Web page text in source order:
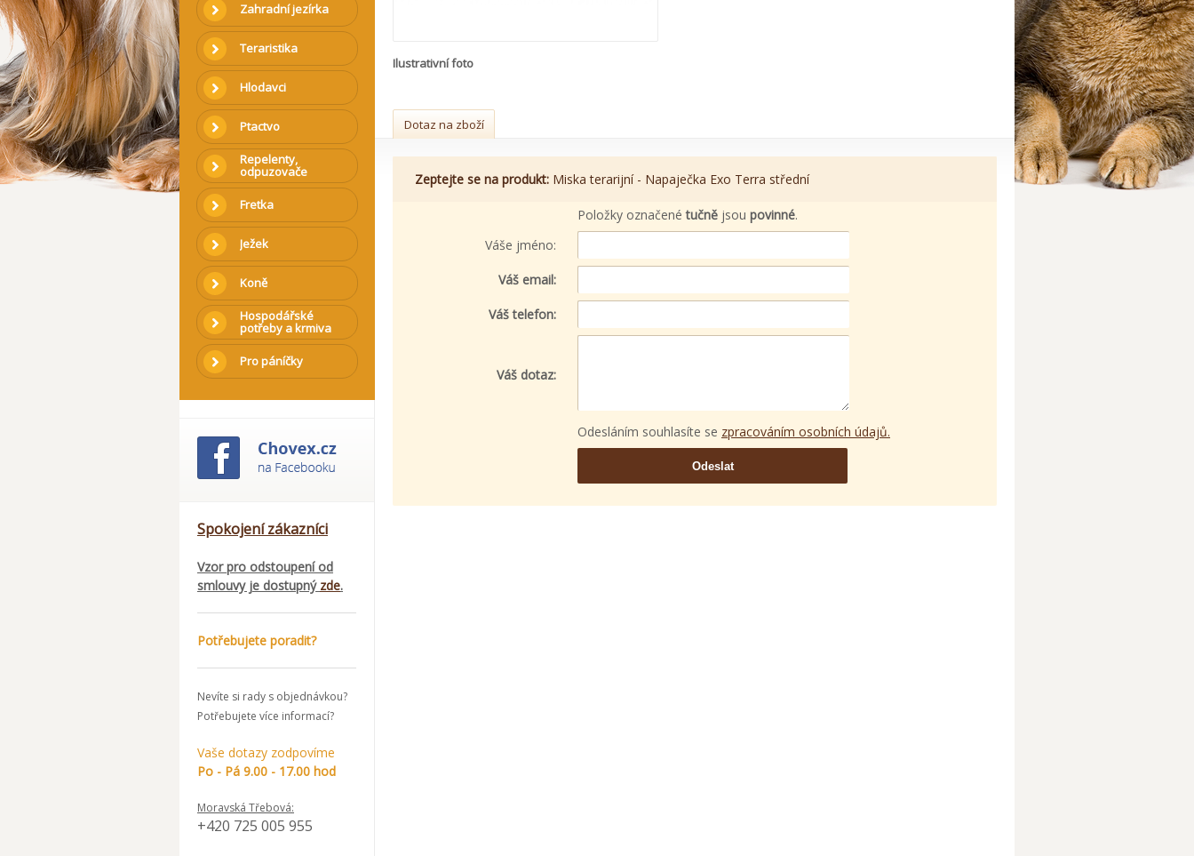
Zahradní jezírka
Teraristika
Hlodavci
Ptactvo
Repelenty,
odpuzovače
Fretka
Ježek
Koně
Hospodářské
potřeby a krmiva
Pro páníčky
Spokojení zákazníci
Vzor pro odstoupení od
smlouvy je dostupný zde.
Potřebujete poradit?
Nevíte si rady s objednávkou?
Potřebujete více informací?
Vaše dotazy zodpovíme
Po - Pá 9.00 - 17.00 hod
Moravská Třebová:
+420 725 005 955
Ilustrativní foto
Dotaz na zboží
Zeptejte se na produkt: Miska terarijní - Napaječka Exo Terra střední
Položky označenétučně jsou povinné.
Váše jméno:
Váš email:
Váš telefon:
Váš dotaz:
Odesláním souhlasíte se zpracováním osobních údajů.